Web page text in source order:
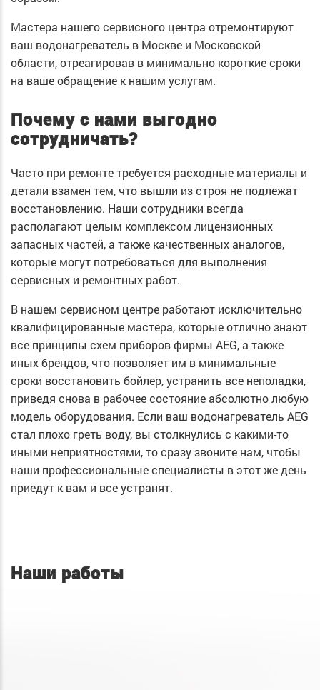
Мастера нашего сервисного центра отремонтируют
ваш водонагреватель в Москве и Московской
области, отреагировав в минимально короткие сроки
на ваше обращение к нашим услугам.
Почему с нами выгодно
сотрудничать?
Часто при ремонте требуется расходные материалы и
детали взамен тем, что вышли из строя не подлежат
восстановлению. Наши сотрудники всегда
располагают целым комплексом лицензионных
запасных частей, а также качественных аналогов,
которые могут потребоваться для выполнения
сервисных и ремонтных работ.
В нашем сервисном центре работают исключительно
квалифицированные мастера, которые отлично знают
все принципы схем приборов фирмы AEG, а также
иных брендов, что позволяет им в минимальные
сроки восстановить бойлер, устранить все неполадки,
приведя снова в рабочее состояние абсолютно любую
модель оборудования. Если ваш водонагреватель AEG
стал плохо греть воду, вы столкнулись с какими-то
иными неприятностями, то сразу звоните нам, чтобы
наши профессиональные специалисты в этот же день
приедут к вам и все устранят.
Наши работы